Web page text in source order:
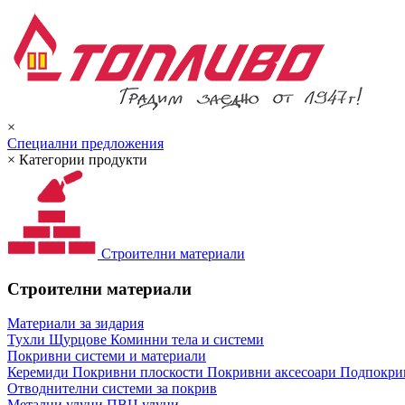
×
Специални предложения
× Категории продукти
Строителни материали
Строителни материали
Материали за зидария
Тухли Щурцове Коминни тела и системи
Покривни системи и материали
Керемиди Покривни плоскости Покривни аксесоари
Отводнителни системи за покрив